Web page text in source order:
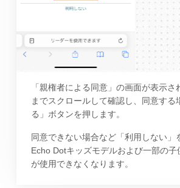
「親権者による同意」の画面が表示さ
までスクロールして確認し、同意する
る」ボタンを押します。
同意できない場合など「利用しない」
Echo Dotキッズモデルおよび一部の子
が使用できなくなります。